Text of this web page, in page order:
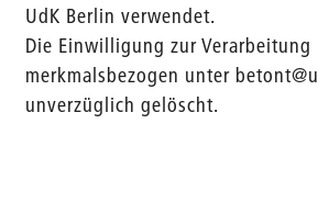
UdK Berlin verwendet.
Die Einwilligung zur
merkmalsbezogen unter
unverzüglich gelöscht.